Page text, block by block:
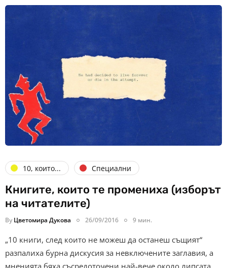
10, които... Специални
Книгите, които те промениха (изборът
на читателите)
By Цветомира Дукова 26/09/2016 9 мин.
„10 книги, след които не можеш да останеш същият“
разпалиха бурна дискусия за невключените заглавия, а